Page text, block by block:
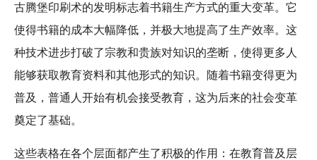
古腾堡印刷术的发明标志着书籍生产方式的重大变革。它
使得书籍的成本大幅降低，并极大地提高了生产效率。这
种技术进步打破了宗教和贵族对知识的垄断，使得更多人
能够获取教育资料和其他形式的知识。随着书籍变得更为
普及，普通人开始有机会接受教育，这为后来的社会变革
奠定了基础。
这些表格在各个层面都产生了积极的作用：在教育普及层